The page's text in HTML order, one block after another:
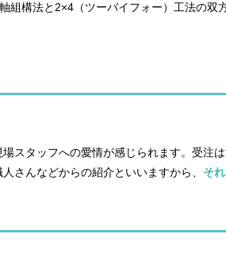
組構法と2×4（ツーバイフォー）工法の双
スタッフへの愛情が感じられます。受注
さんなどからの紹介といいますから、 そ